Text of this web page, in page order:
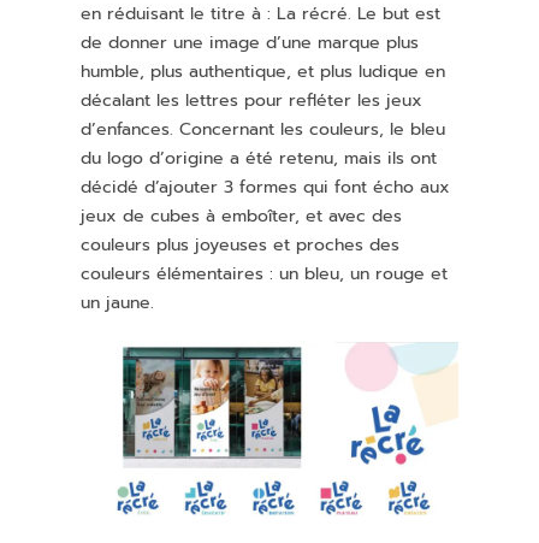
en réduisant le titre à : La récré. Le but est
de donner une image d’une marque plus
humble, plus authentique, et plus ludique en
décalant les lettres pour refléter les jeux
d’enfances. Concernant les couleurs, le bleu
du logo d’origine a été retenu, mais ils ont
décidé d’ajouter 3 formes qui font écho aux
jeux de cubes à emboîter, et avec des
couleurs plus joyeuses et proches des
couleurs élémentaires : un bleu, un rouge et
un jaune.